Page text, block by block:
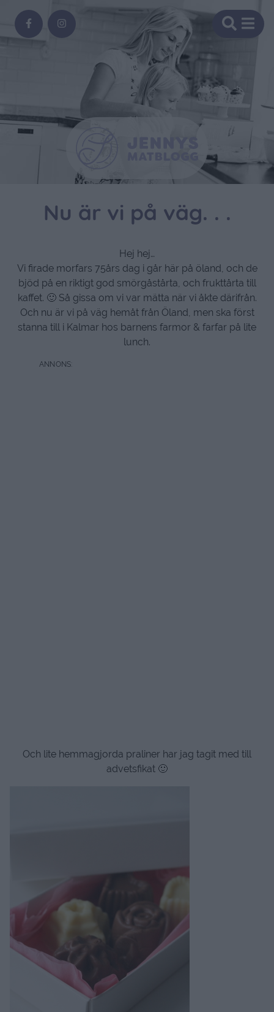
Nu är vi på väg. . .
Hej hej…
Vi firade morfars 75års dag i går här på öland, och de
bjöd på en riktigt god smörgåstårta, och frukttårta till
kaffet. 🙂 Så gissa om vi var mätta när vi åkte därifrån.
Och nu är vi på väg hemåt från Öland, men ska först
stanna till i Kalmar hos barnens farmor & farfar på lite
lunch.
Och lite hemmagjorda praliner har jag tagit med till
advetsfikat 🙂